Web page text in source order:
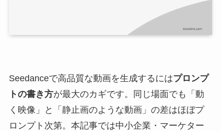
Seedanceで高品質な動画を生成するにはプロンプ
トの書き方が最大のカギです。同じ場面でも「動
く映像」と「静止画のような動画」の差はほぼプ
ロンプト次第。本記事では中小企業・マーケター